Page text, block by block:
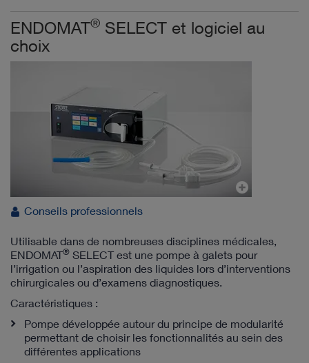
ENDOMAT® SELECT et logiciel au
choix
Conseils professionnels
Utilisable dans de nombreuses disciplines médicales,
ENDOMAT® SELECT est une pompe à galets pour
l’irrigation ou l’aspiration des liquides lors d’interventions
chirurgicales ou d’examens diagnostiques.
Caractéristiques :
Pompe développée autour du principe de modularité
permettant de choisir les fonctionnalités au sein des
différentes applications